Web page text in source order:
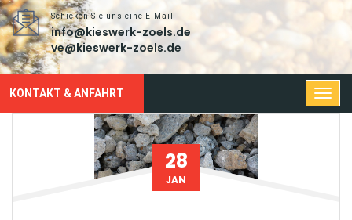
Schicken Sie uns eine E-Mail
info@kieswerk-zoels.de
ve@kieswerk-zoels.de
KONTAKT & ANFAHRT
28
JAN